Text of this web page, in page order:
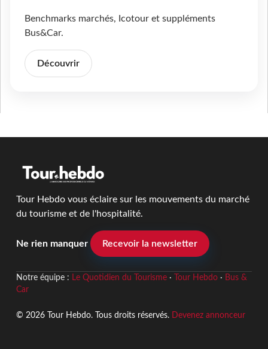
Benchmarks marchés, Icotour et suppléments
Bus&Car.
Découvrir
Tour Hebdo vous éclaire sur les mouvements du marché
du tourisme et de l'hospitalité.
Ne rien manquer Recevoir la newsletter
Notre équipe : Le Quotidien du Tourisme· Tour Hebdo· Bus &
Car
© 2026 Tour Hebdo. Tous droits réservés. Devenez annonceur